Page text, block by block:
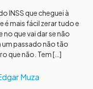
INSS que cheguei à
é mais fácil zerar tudo e
que vai dar se não
passado não tão
que não. Tem […]
Muza